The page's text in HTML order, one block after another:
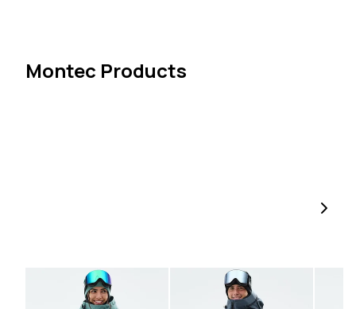
Montec Products
Metal Blue